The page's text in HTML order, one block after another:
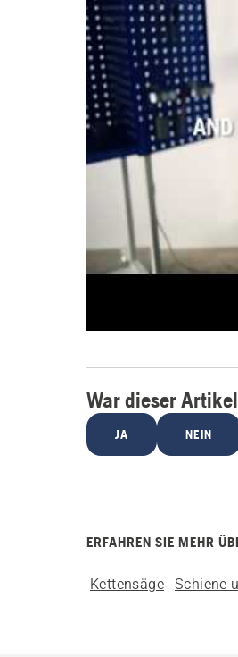
War dieser
JA NEIN
ERFAHREN SIE MEHR
Kettensäge Schiene